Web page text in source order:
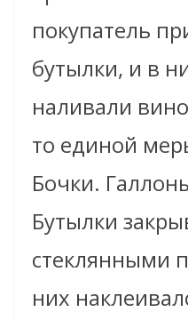
покупатель
бутылки, и в
наливали
то единой
Бочки.
Бутылки
стеклянными
них